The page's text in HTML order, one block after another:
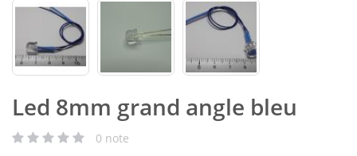
Led 8mm grand angle bleu
0 note